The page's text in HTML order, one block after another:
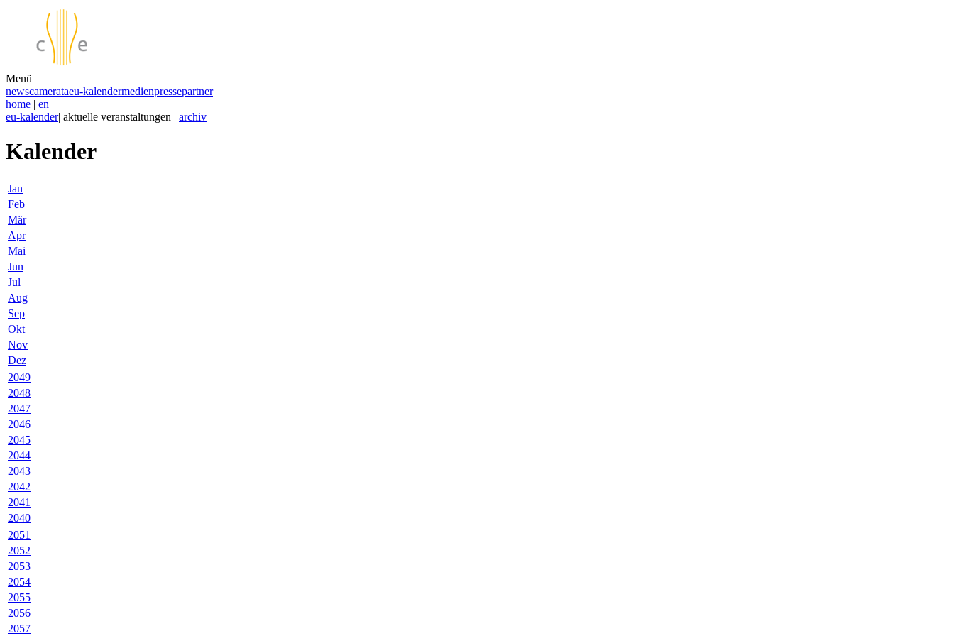
Menü
newscamerataeu-kalendermedienpressepartner
home | en
eu-kalender| aktuelle veranstaltungen | archiv
Kalender
Jan
Feb
Mär
Apr
Mai
Jun
Jul
Aug
Sep
Okt
Nov
Dez
2049
2048
2047
2046
2045
2044
2043
2042
2041
2040
2051
2052
2053
2054
2055
2056
2057